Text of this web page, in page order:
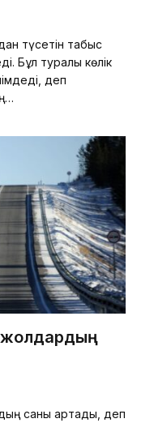
түсетін табыс
Бұл туралы көлік
деп
саны артады, деп